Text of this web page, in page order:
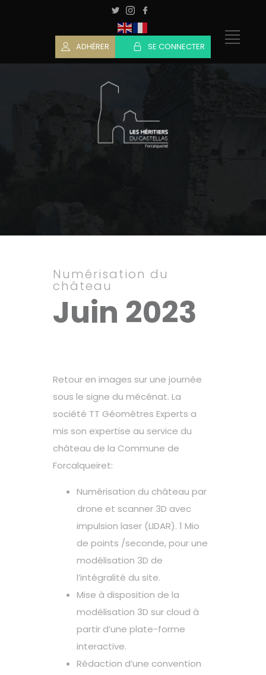
SE CONNECTER
ADHÉRER
Numérisation du
château
Juin 2023
Retour en images sur une journée
sous le signe du mécénat. La
société TT Géomètres Experts a
mis son expertise au service du
château de la Commune de
Forcalqueiret:
Numérisation du château par
drone et scanner 3D avec
impulsion laser (LIDAR). 1 Mio
de points /seconde, pour une
modélisation 3D de
l’intégralité du site.
Mise à disposition de la
modélisation 3D sur cloud à
partir d’une plate-forme
interactive.
Rédaction d’une convention